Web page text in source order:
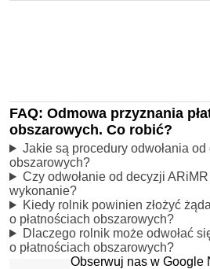
FAQ: Odmowa przyznania
obszarowych. Co robić?
Jakie są procedury odwołania
obszarowych?
Czy odwołanie od decyzji
wykonanie?
Kiedy rolnik powinien złożyć
o płatnościach obszarowych?
Dlaczego rolnik może odwołać
o płatnościach obszarowych?
Obserwuj nas w Google